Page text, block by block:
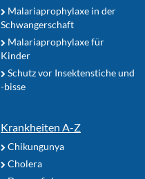
Malariaprophylaxe in der
Schwangerschaft
Malariaprophylaxe für
Kinder
Schutz vor Insektenstiche und
-bisse
Krankheiten A-Z
Chikungunya
Cholera